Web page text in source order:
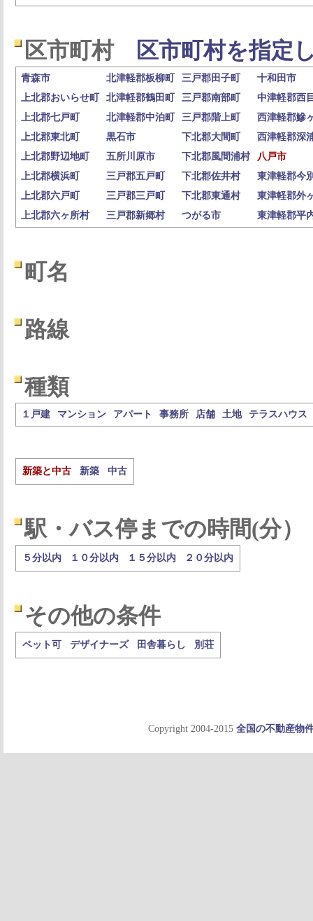
区市町村 区市町村を指定
青森市 北津軽郡板柳町 三戸郡田子町
十和田市
上北郡おいらせ町
北津軽郡鶴田町 三戸郡南部町
中津軽郡西
上北郡七戸町
北津軽郡中泊町 三戸郡階上町
西津軽郡鰺
上北郡東北町
黒石市 下北郡大間町
西津軽郡深
上北郡野辺地町
五所川原市 下北郡風間浦村
八戸市
上北郡横浜町
三戸郡五戸町 下北郡佐井村
東津軽郡今
上北郡六戸町
三戸郡三戸町 下北郡東通村
東津軽郡外
上北郡六ヶ所村
三戸郡新郷村 つがる市 東津軽郡平
町名
路線
種類
１戸建 マンション アパート 事務所 店舗 土地 テラスハウス
新築と中古 新築 中古
駅・バス停までの時間(分）
５分以内 １０分以内 １５分以内 ２０分以内
その他の条件
ペット可 デザイナーズ 田舎暮らし 別荘
Copyright 2004-2015 全国の不動産物